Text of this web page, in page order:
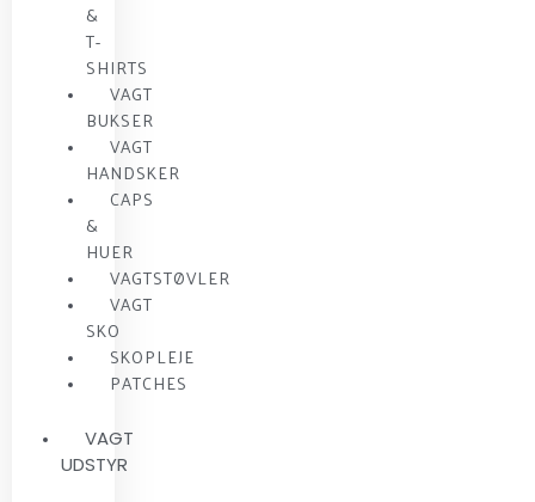
&
T-
SHIRTS
VAGT
BUKSER
VAGT
HANDSKER
CAPS
&
HUER
VAGTSTØVLER
VAGT
SKO
SKOPLEJE
PATCHES
VAGT
UDSTYR